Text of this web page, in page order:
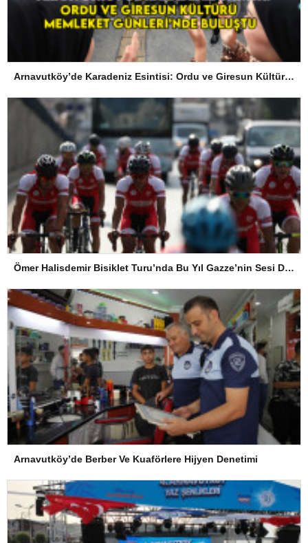
Arnavutköy’de Karadeniz Esintisi: Ordu ve Giresun Kültürü Memleket Günleri’nde Buluştu
Ömer Halisdemir Bisiklet Turu’nda Bu Yıl Gazze’nin Sesi Duyulacak
Arnavutköy’de Berber Ve Kuaförlere Hijyen Denetimi